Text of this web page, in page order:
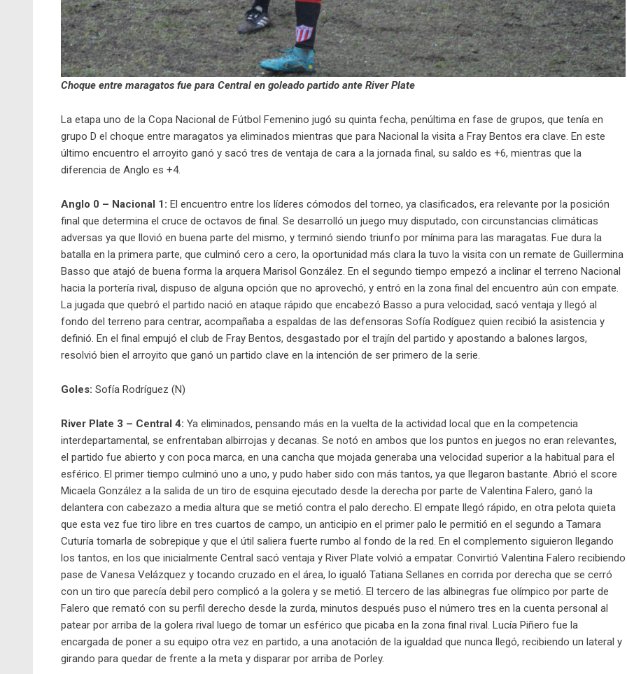
Choque entre maragatos fue para Central en goleado partido ante River Plate
La etapa uno de la Copa Nacional de Fútbol Femenino jugó su quinta fecha, penúltima en fase de grupos, que tenía en
grupo D el choque entre maragatos ya eliminados mientras que para Nacional la visita a Fray Bentos era clave. En este
último encuentro el arroyito ganó y sacó tres de ventaja de cara a la jornada final, su saldo es +6, mientras que la
diferencia de Anglo es +4.
Anglo 0 – Nacional 1: El encuentro entre los líderes cómodos del torneo, ya clasificados, era relevante por la posición
final que determina el cruce de octavos de final. Se desarrolló un juego muy disputado, con circunstancias climáticas
adversas ya que llovió en buena parte del mismo, y terminó siendo triunfo por mínima para las maragatas. Fue dura la
batalla en la primera parte, que culminó cero a cero, la oportunidad más clara la tuvo la visita con un remate de Guillermina
Basso que atajó de buena forma la arquera Marisol González. En el segundo tiempo empezó a inclinar el terreno Nacional
hacia la portería rival, dispuso de alguna opción que no aprovechó, y entró en la zona final del encuentro aún con empate.
La jugada que quebró el partido nació en ataque rápido que encabezó Basso a pura velocidad, sacó ventaja y llegó al
fondo del terreno para centrar, acompañaba a espaldas de las defensoras Sofía Rodíguez quien recibió la asistencia y
definió. En el final empujó el club de Fray Bentos, desgastado por el trajín del partido y apostando a balones largos,
resolvió bien el arroyito que ganó un partido clave en la intención de ser primero de la serie.
Goles: Sofía Rodríguez (N)
River Plate 3 – Central 4: Ya eliminados, pensando más en la vuelta de la actividad local que en la competencia
interdepartamental, se enfrentaban albirrojas y decanas. Se notó en ambos que los puntos en juegos no eran relevantes,
el partido fue abierto y con poca marca, en una cancha que mojada generaba una velocidad superior a la habitual para el
esférico. El primer tiempo culminó uno a uno, y pudo haber sido con más tantos, ya que llegaron bastante. Abrió el score
Micaela González a la salida de un tiro de esquina ejecutado desde la derecha por parte de Valentina Falero, ganó la
delantera con cabezazo a media altura que se metió contra el palo derecho. El empate llegó rápido, en otra pelota quieta
que esta vez fue tiro libre en tres cuartos de campo, un anticipio en el primer palo le permitió en el segundo a Tamara
Cuturía tomarla de sobrepique y que el útil saliera fuerte rumbo al fondo de la red. En el complemento siguieron llegando
los tantos, en los que inicialmente Central sacó ventaja y River Plate volvió a empatar. Convirtió Valentina Falero recibiendo
pase de Vanesa Velázquez y tocando cruzado en el área, lo igualó Tatiana Sellanes en corrida por derecha que se cerró
con un tiro que parecía debil pero complicó a la golera y se metió. El tercero de las albinegras fue olímpico por parte de
Falero que remató con su perfil derecho desde la zurda, minutos después puso el número tres en la cuenta personal al
patear por arriba de la golera rival luego de tomar un esférico que picaba en la zona final rival. Lucía Piñero fue la
encargada de poner a su equipo otra vez en partido, a una anotación de la igualdad que nunca llegó, recibiendo un lateral y
girando para quedar de frente a la meta y disparar por arriba de Porley.